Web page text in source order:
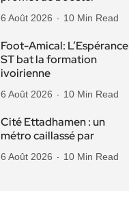
6 Août 2026 10 Min Read
Foot-Amical: L’Espérance
ST bat la formation
ivoirienne
6 Août 2026 10 Min Read
Cité Ettadhamen : un
métro caillassé par
6 Août 2026 10 Min Read